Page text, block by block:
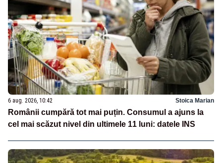
6 aug. 2026, 10:42 Stoica Marian
Românii cumpără tot mai puțin. Consumul a ajuns la
cel mai scăzut nivel din ultimele 11 luni: datele INS